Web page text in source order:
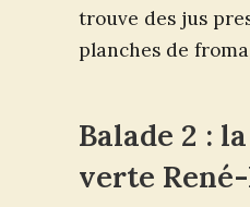
trouve des jus
planches de
Balade 2 :
verte